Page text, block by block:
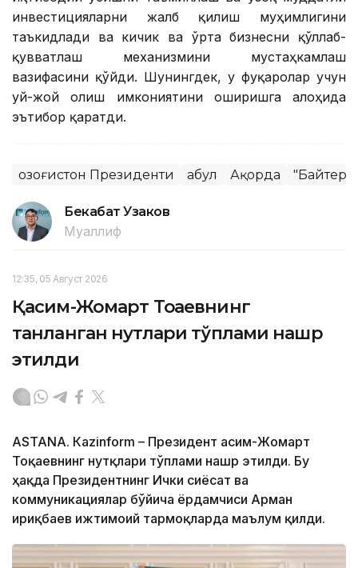
инвестицияларни жалб қилиш муҳимлигини
таъкидлади ва кичик ва ўрта бизнесни қўллаб-
қувватлаш механизмини мустаҳкамлаш
вазифасини қўйди. Шунингдек, у фуқаролар учун
уй-жой олиш имкониятини оширишга алоҳида
эътибор қаратди.
Қозоғистон Президенти Қабул Ақорда
Бекабат Узаков
Муаллиф
12:35, 05 Август 2026
Қасим-Жомарт Тоқаевнинг
танланган нутқлари тўплами нашр
этилди
ASTANА. Кazinform – Президент Қасим-Жомарт
Тоқаевнинг нутқлари тўплами нашр этилди. Бу
ҳақда Президентнинг Ички сиёсат ва
коммуникациялар бўйича ёрдамчиси Арман
Қириқбаев ижтимоий тармоқларда маълум қилди.